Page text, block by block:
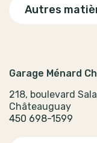
Autres
Garage Ménard
218, boulevard
Châteauguay
450 698-1599